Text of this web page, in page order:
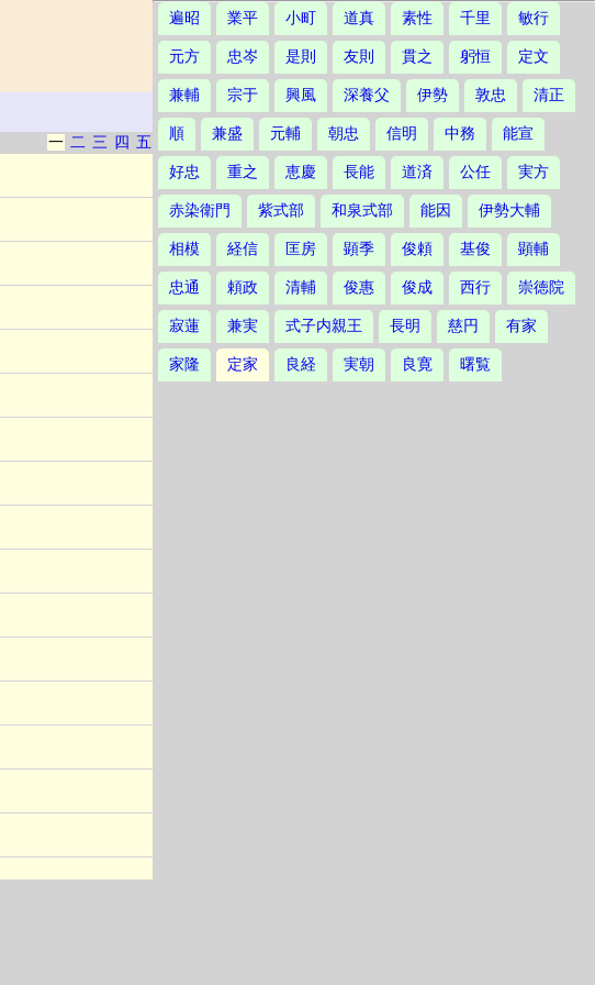
一 二 三 四 五
遍昭 業平 小町 道真 素性 千里 敏行
元方 忠岑 是則 友則 貫之 躬恒 定文
兼輔 宗于 興風 深養父 伊勢 敦忠 清正
順 兼盛 元輔 朝忠 信明 中務 能宣
好忠 重之 恵慶 長能 道済 公任 実方
赤染衛門 紫式部 和泉式部 能因 伊勢大輔
相模 経信 匡房 顕季 俊頼 基俊 顕輔
忠通 頼政 清輔 俊惠 俊成 西行 崇徳院
寂蓮 兼実 式子内親王 長明 慈円 有家
家隆 定家 良経 実朝 良寛 曙覧